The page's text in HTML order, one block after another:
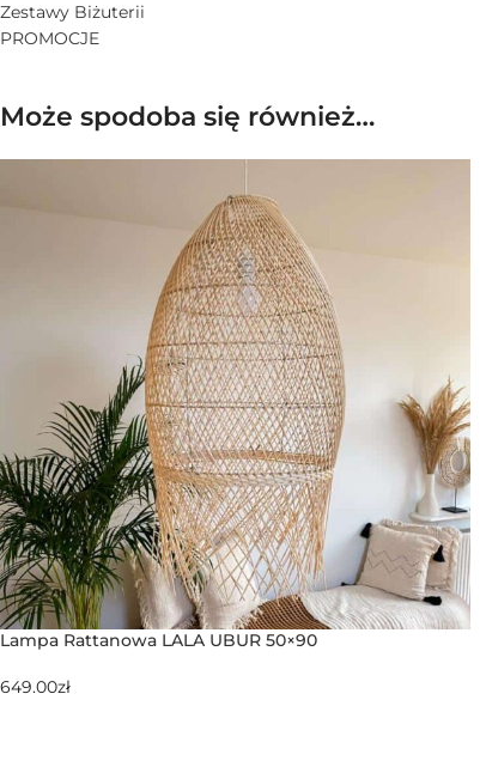
Zestawy Biżuterii
PROMOCJE
Może spodoba się również…
Lampa Rattanowa LALA UBUR 50×90
649.00zł